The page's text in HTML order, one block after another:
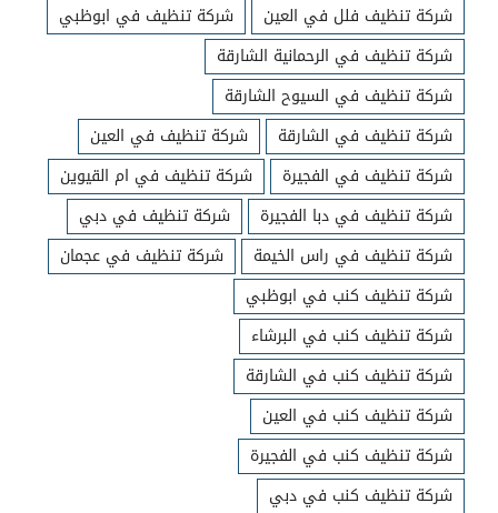
شركة تنظيف فلل في العين
شركة تنظيف في ابوظبي
شركة تنظيف في الرحمانية الشارقة
شركة تنظيف في السيوح الشارقة
شركة تنظيف في الشارقة
شركة تنظيف في العين
شركة تنظيف في الفجيرة
شركة تنظيف في ام القيوين
شركة تنظيف في دبا الفجيرة
شركة تنظيف في دبي
شركة تنظيف في راس الخيمة
شركة تنظيف في عجمان
شركة تنظيف كنب في ابوظبي
شركة تنظيف كنب في البرشاء
شركة تنظيف كنب في الشارقة
شركة تنظيف كنب في العين
شركة تنظيف كنب في الفجيرة
شركة تنظيف كنب في دبي